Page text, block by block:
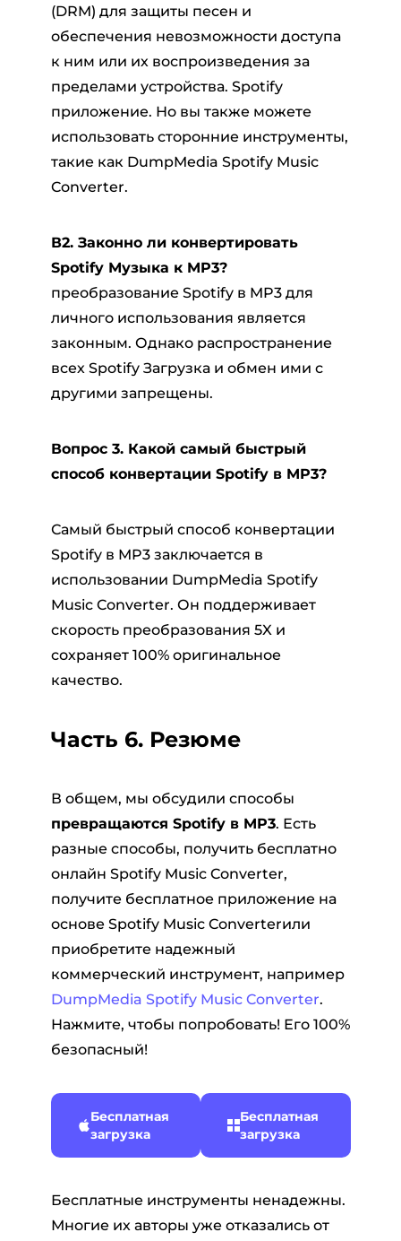
(DRM) для защиты песен и
обеспечения невозможности доступа
к ним или их воспроизведения за
пределами устройства. Spotify
приложение. Но вы также можете
использовать сторонние инструменты,
такие как DumpMedia Spotify Music
Converter.
В2. Законно ли конвертировать
Spotify Музыка к MP3?
преобразование Spotify в MP3 для
личного использования является
законным. Однако распространение
всех Spotify Загрузка и обмен ими с
другими запрещены.
Вопрос 3. Какой самый быстрый
способ конвертации Spotify в MP3?
Самый быстрый способ конвертации
Spotify в MP3 заключается в
использовании DumpMedia Spotify
Music Converter. Он поддерживает
скорость преобразования 5X и
сохраняет 100% оригинальное
качество.
Часть 6. Резюме
В общем, мы обсудили способы
превращаются Spotify в MP3. Есть
разные способы, получить бесплатно
онлайн Spotify Music Converter,
получите бесплатное приложение на
основе Spotify Music Converterили
приобретите надежный
коммерческий инструмент, например
DumpMedia Spotify Music Converter.
Нажмите, чтобы попробовать! Его 100%
безопасный!
Бесплатная
загрузка
Бесплатная
загрузка
Бесплатные инструменты ненадежны.
Многие их авторы уже отказались от